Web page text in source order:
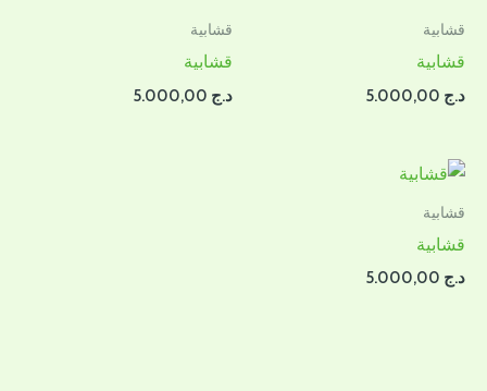
قشابية
قشابية
د.ج
قشابية
قشابية
د.ج
قشابية
قشابية
د.ج